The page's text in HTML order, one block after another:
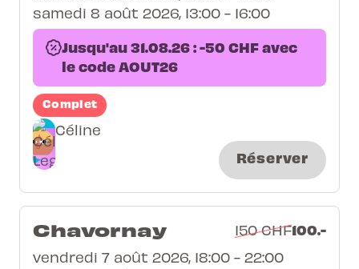
samedi 8 août 2026, 13:00 - 16:00
Jusqu'au 31.08.26 : -50 CHF avec
le code AOUT26
Complet
Céline
Réserver
Chavornay 150 CHF100.-
vendredi 7 août 2026, 18:00 - 22:00